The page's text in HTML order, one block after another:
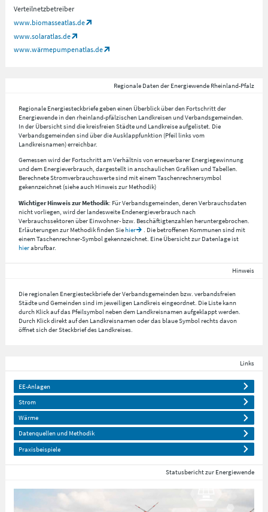
Verteilnetzbetreiber
www.biomasseatlas.de
www.solaratlas.de
www.wärmepumpenatlas.de
Regionale Daten der Energiewende Rheinland-Pfalz
Regionale Energiesteckbriefe geben einen Überblick über den Fortschritt der
Energiewende in den rheinland-pfälzischen Landkreisen und Verbandsgemeinden.
In der Übersicht sind die kreisfreien Städte und Landkreise aufgelistet. Die
Verbandsgemeinden sind über die Ausklappfunktion (Pfeil links vom
Landkreisnamen) erreichbar.
Gemessen wird der Fortschritt am Verhältnis von erneuerbarer Energiegewinnung
und dem Energieverbrauch, dargestellt in anschaulichen Grafiken und Tabellen.
Berechnete Stromverbrauchswerte sind mit einem Taschenrechnersymbol
gekennzeichnet (siehe auch Hinweis zur Methodik)
Wichtiger Hinweis zur Methodik: Für Verbandsgemeinden, deren Verbrauchsdaten
nicht vorliegen, wird der landesweite Endenergieverbrauch nach
Verbrauchssektoren über Einwohner- bzw. Beschäftigtenzahlen heruntergebrochen.
Erläuterungen zur Methodik finden Siehier
. Die betroffenen Kommunen sind mit
einem Taschenrechner-Symbol gekennzeichnet. Eine Übersicht zur Datenlage ist
hierabrufbar.
Hinweis
Die regionalen Energiesteckbriefe der Verbandsgemeinden bzw. verbandsfreien
Städte und Gemeinden sind im jeweiligen Landkreis eingeordnet. Die Liste kann
durch Klick auf das Pfeilsymbol neben dem Landkreisnamen aufgeklappt werden.
Durch Klick direkt auf den Landkreisnamen oder das blaue Symbol rechts davon
öffnet sich der Steckbrief des Landkreises.
Links
EE-Anlagen
Strom
Wärme
Datenquellen und Methodik
Praxisbeispiele
Statusbericht zur Energiewende